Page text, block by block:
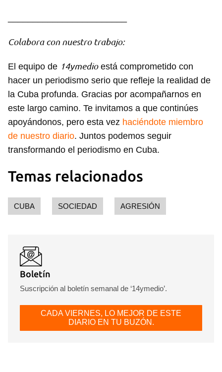
Colabora con nuestro trabajo:
El equipo de 14ymedioestá comprometido con
hacer un periodismo serio que refleje la realidad de
la Cuba profunda. Gracias por acompañarnos en
este largo camino. Te invitamos a que continúes
apoyándonos, pero esta vez haciéndote miembro
de nuestro diario. Juntos podemos seguir
transformando el periodismo en Cuba.
Temas relacionados
CUBA SOCIEDAD AGRESIÓN
Boletín
Suscripción al boletín semanal de ‘14ymedio’.
CADA VIERNES, LO MEJOR DE ESTE
DIARIO EN TU BUZÓN.